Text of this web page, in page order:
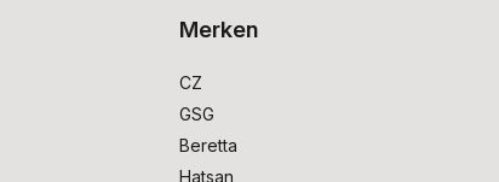
Merken
CZ
GSG
Beretta
Hatsan